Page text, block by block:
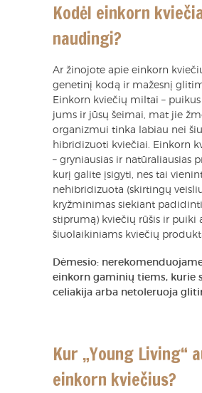
Kodėl einkorn
naudingi?
Ar žinojote apie einkorn
genetinį kodą ir mažesnį
Einkorn kviečių miltai –
jums ir jūsų šeimai, mat jie
organizmui tinka labiau nei
hibridizuoti kviečiai. Einkorn
– gryniausias ir natūraliausias
kurį galite įsigyti, nes tai
nehibridizuota (skirtingų
kryžminimas siekiant
stiprumą) kviečių rūšis ir puiki
šiuolaikiniams kviečių
Dėmesio:
einkorn gaminių tiems, kurie
celiakija arba netoleruoja
Kur „Young Living“
einkorn kviečius?